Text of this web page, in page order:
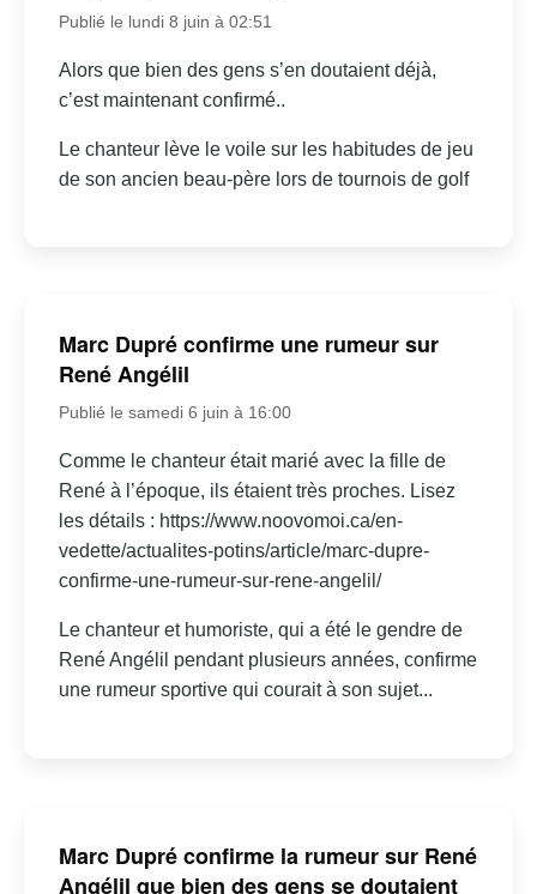
Publié le lundi 8 juin à 02:51
Alors que bien des gens s’en doutaient déjà,
c’est maintenant confirmé..
Le chanteur lève le voile sur les habitudes de jeu
de son ancien beau-père lors de tournois de golf
Marc Dupré confirme une rumeur sur
René Angélil
Publié le samedi 6 juin à 16:00
Comme le chanteur était marié avec la fille de
René à l’époque, ils étaient très proches. Lisez
les détails : https://www.noovomoi.ca/en-
vedette/actualites-potins/article/marc-dupre-
confirme-une-rumeur-sur-rene-angelil/
Le chanteur et humoriste, qui a été le gendre de
René Angélil pendant plusieurs années, confirme
une rumeur sportive qui courait à son sujet...
Marc Dupré confirme la rumeur sur René
Angélil que bien des gens se doutaient